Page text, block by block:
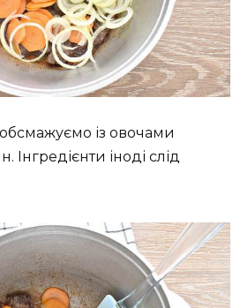
із овочами
Інгредієнти іноді слід